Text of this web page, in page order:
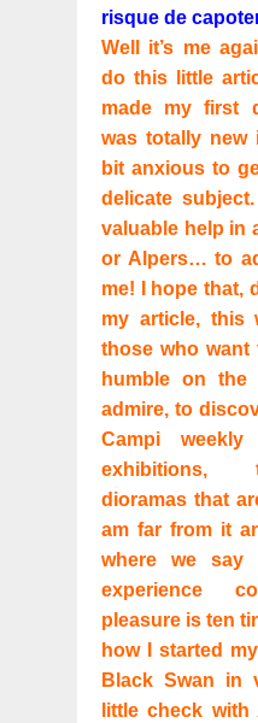
risque de
Well it’s me
do this little
made my first
was totally new
bit anxious to
delicate
valuable help in
or Alpers… to
me! I hope that,
my article, this
those who want
humble on the
admire, to
Campi
exhibitions,
dioramas that
am far from it
where we say
experience
pleasure is ten
how I started
Black Swan in
little check